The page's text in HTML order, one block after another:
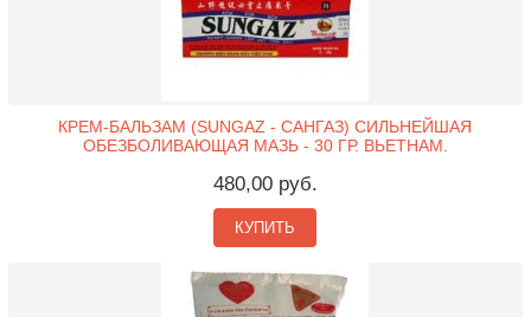
КРЕМ-БАЛЬЗАМ (SUNGAZ - САНГАЗ) СИЛЬНЕЙШАЯ
ОБЕЗБОЛИВАЮЩАЯ МАЗЬ - 30 ГР. ВЬЕТНАМ.
480,00 руб.
КУПИТЬ